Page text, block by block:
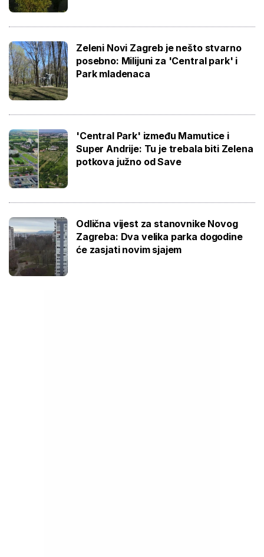
Zeleni Novi Zagreb je nešto stvarno
posebno: Milijuni za 'Central park' i
Park mladenaca
'Central Park' između Mamutice i
Super Andrije: Tu je trebala biti Zelena
potkova južno od Save
Odlična vijest za stanovnike Novog
Zagreba: Dva velika parka dogodine
će zasjati novim sjajem